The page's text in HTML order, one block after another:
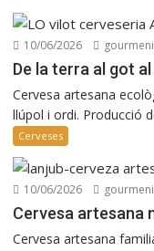
10/06/2026
De la terra al got
Cervesa artesana
llúpol i ordi. Producció
Cerveses
10/06/2026
Cervesa artesana
Cervesa artesana